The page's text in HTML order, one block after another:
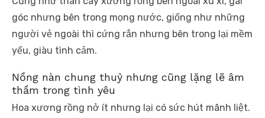
góc nhưng bên trong mọng nước, giống như những
người vẻ ngoài thì cứng rắn nhưng bên trong lại mềm
yếu, giàu tình cảm.
Nồng nàn chung thuỷ nhưng cũng lặng lẽ âm
thầm trong tình yêu
Hoa xương rồng nở ít nhưng lại có sức hút mãnh liệt.